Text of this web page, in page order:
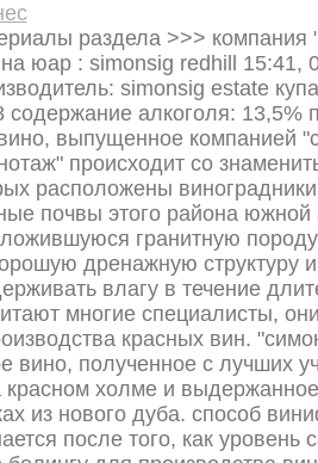
раздела >>> компания
юар : simonsig redhill 15:41,
simonsig estate
содержание алкоголя: 13,5%
выпущенное компанией
происходит со
расположены
почвы этого района
гранитную
дренажную структуру
влагу в течение
многие специалисты,
красных вин.
вино, полученное с лучших
красном холме и
из нового дуба. способ
после того, как уровень